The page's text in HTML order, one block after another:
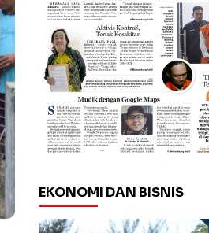
EKONOMI DAN BISNIS